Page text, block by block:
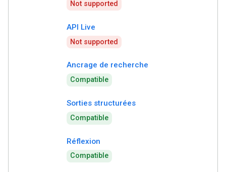
Not supported
API Live
Not supported
Ancrage de recherche
Compatible
Sorties structurées
Compatible
Réflexion
Compatible